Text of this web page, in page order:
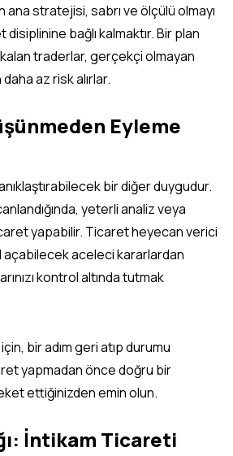
ana stratejisi, sabrı ve ölçülü olmayı
bağlı kalmaktır. Bir plan
traderlar, gerçekçi olmayan
az risk alırlar.
Eyleme
bir diğer duygudur.
yeterli analiz veya
yapabilir. Ticaret heyecan verici
açabilecek aceleci kararlardan
kontrol altında tutmak
bir adım geri atıp durumu
yapmadan önce doğru bir
ettiğinizden emin olun.
İntikam Ticareti